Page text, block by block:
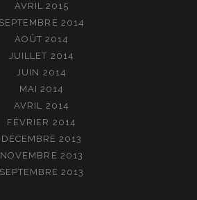
AVRIL 2015
SEPTEMBRE 2014
AOÛT 2014
JUILLET 2014
JUIN 2014
MAI 2014
AVRIL 2014
FÉVRIER 2014
DÉCEMBRE 2013
NOVEMBRE 2013
SEPTEMBRE 2013